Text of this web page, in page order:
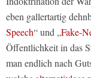
eben gallertartig
Speech“ und „Fake-
Öffentlichkeit in das
man endlich nach